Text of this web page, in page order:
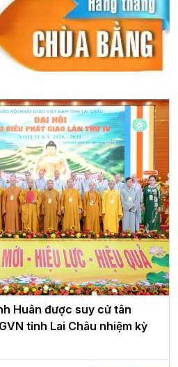
Huân được suy cử tân
tỉnh Lai Châu nhiệm kỳ